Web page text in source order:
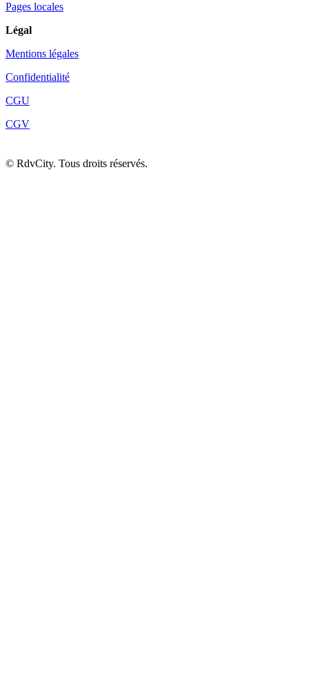
Pages locales
Légal
Mentions légales
Confidentialité
CGU
CGV
© RdvCity. Tous droits réservés.